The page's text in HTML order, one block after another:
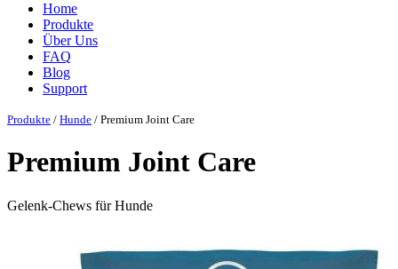
Home
Produkte
Über Uns
FAQ
Blog
Support
Produkte / Hunde / Premium Joint Care
Premium Joint Care
Gelenk-Chews für Hunde